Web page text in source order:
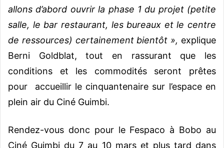
allons d’abord ouvrir la phase 1 du projet (petite
salle, le bar restaurant, les bureaux et le centre
de ressources) certainement bientôt », explique
Berni Goldblat, tout en rassurant que les
conditions et les commodités seront prêtes
pour accueillir le cinquantenaire sur l’espace en
plein air du Ciné Guimbi.
Rendez-vous donc pour le Fespaco à Bobo au
Ciné Guimbi du 7 au 10 mars et plus tard dans